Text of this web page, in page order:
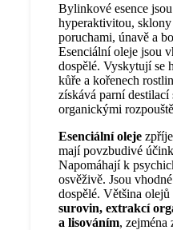
Bylinkové esence
hyperaktivitou,
poruchami, únavě a
Esenciální oleje jsou
dospělé. Vyskytují se
kůře a kořenech
získává parní
organickými
Esenciální oleje
mají povzbudivé
Napomáhají k
osvěživě. Jsou
dospělé. Většina olejů
surovin, extrakcí
a lisováním,